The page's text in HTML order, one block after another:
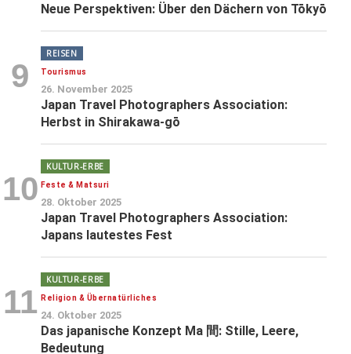
Neue Perspektiven: Über den Dächern von Tōkyō
9
REISEN
Tourismus
26. November 2025
Japan Travel Photographers Association:
Herbst in Shirakawa-gō
10
KULTUR-ERBE
Feste & Matsuri
28. Oktober 2025
Japan Travel Photographers Association:
Japans lautestes Fest
11
KULTUR-ERBE
Religion & Übernatürliches
24. Oktober 2025
Das japanische Konzept Ma 間: Stille, Leere,
Bedeutung